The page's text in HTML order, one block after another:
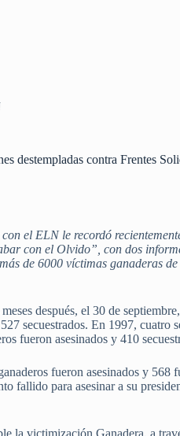
destempladas contra Frentes
el ELN le recordó
con el Olvido”, con dos
de 6000 víctimas ganaderas
después, el 30 de
secuestrados. En 1997, cuatro
fueron asesinados y 410
fueron asesinados y 568
fallido para asesinar a su